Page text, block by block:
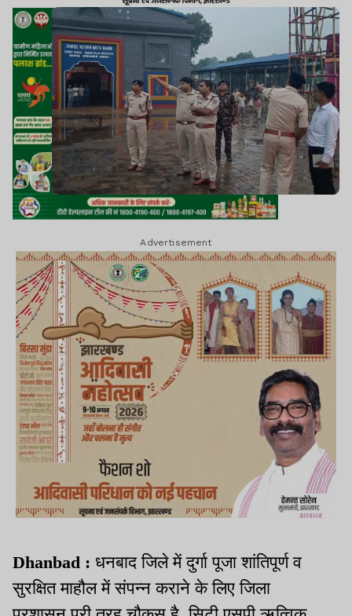
Advertisement
Dhanbad : धनबाद जिले में दुर्गा पूजा शांतिपूर्ण व
सुरक्षित माहौल में संपन्न कराने के लिए जिला